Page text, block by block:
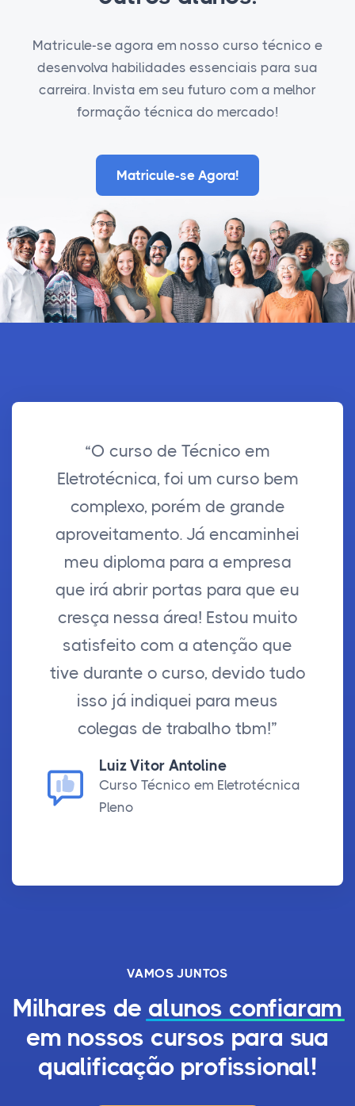
Matricule-se agora em nosso curso técnico e
desenvolva habilidades essenciais para sua
carreira. Invista em seu futuro com a melhor
formação técnica do mercado!
Matricule-se Agora!
“O curso de Técnico em
Eletrotécnica, foi um curso bem
complexo, porém de grande
aproveitamento. Já encaminhei
meu diploma para a empresa
que irá abrir portas para que eu
cresça nessa área! Estou muito
satisfeito com a atenção que
tive durante o curso, devido tudo
isso já indiquei para meus
colegas de trabalho tbm!”
Luiz Vitor Antoline
Curso Técnico em Eletrotécnica
Pleno
VAMOS JUNTOS
Milhares de alunos confiaram
em nossos cursos para sua
qualificação profissional!